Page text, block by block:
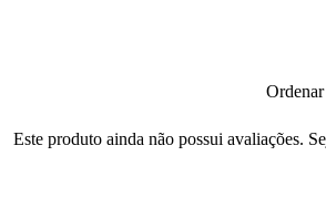
Este produto ainda não possui avaliações.